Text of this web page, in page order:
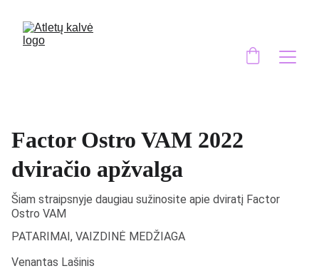
Factor Ostro VAM 2022
dviračio apžvalga
Šiam straipsnyje daugiau sužinosite apie dviratį Factor
Ostro VAM
PATARIMAI, VAIZDINĖ MEDŽIAGA
Venantas Lašinis